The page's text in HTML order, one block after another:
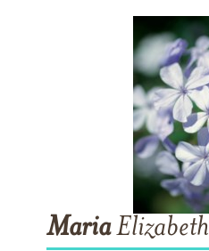
MariaElizabeth